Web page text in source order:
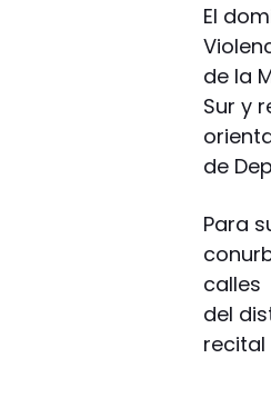
El
de la
Sur y
de
Para
calles
del
recital